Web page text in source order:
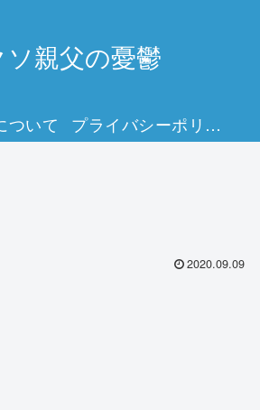
ソ親父の憂鬱
ついて プライバシーポリシー
2020.09.09